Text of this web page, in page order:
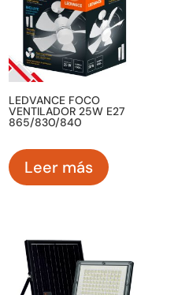
LEDVANCE FOCO
VENTILADOR 25W E27
865/830/840
Leer más